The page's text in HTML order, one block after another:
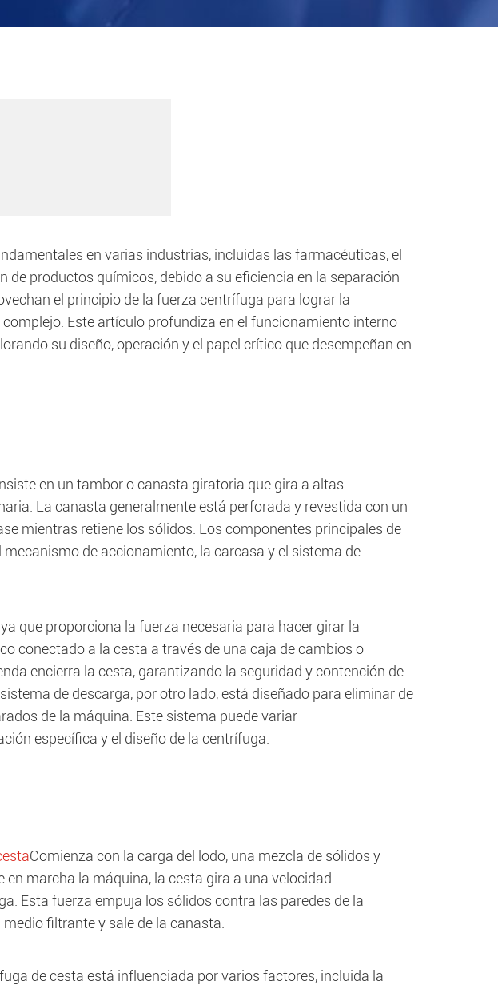
en varias industrias, incluidas las farmacéuticas, el
productos químicos, debido a su eficiencia en la separación
el principio de la fuerza centrífuga para lograr la
Este artículo profundiza en el funcionamiento interno
su diseño, operación y el papel crítico que desempeñan en
en un tambor o canasta giratoria que gira a altas
La canasta generalmente está perforada y revestida con un
mientras retiene los sólidos. Los componentes principales de
de accionamiento, la carcasa y el sistema de
que proporciona la fuerza necesaria para hacer girar la
conectado a la cesta a través de una caja de cambios o
encierra la cesta, garantizando la seguridad y contención de
de descarga, por otro lado, está diseñado para eliminar de
de la máquina. Este sistema puede variar
específica y el diseño de la centrífuga.
Comienza con la carga del lodo, una mezcla de sólidos y
en marcha la máquina, la cesta gira a una velocidad
Esta fuerza empuja los sólidos contra las paredes de la
filtrante y sale de la canasta.
de cesta está influenciada por varios factores, incluida la